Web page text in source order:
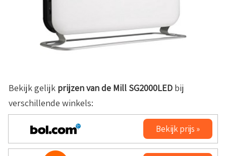
Bekijk gelijk prijzen van de Mill SG2000LED bij
verschillende winkels:
Bekijk prijs »